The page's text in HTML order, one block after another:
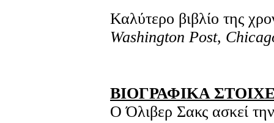
Καλύτερο βιβλίο της
Washington Post,
ΒΙΟΓΡΑΦΙΚΑ
Ο Όλιβερ Σακς ασκεί